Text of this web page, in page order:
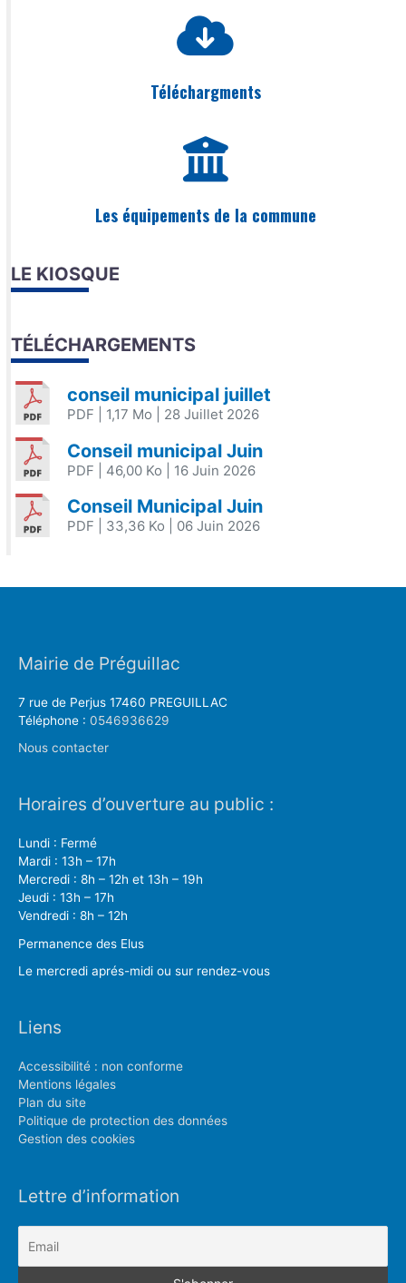
Téléchargments
Les équipements de la commune
LE KIOSQUE
TÉLÉCHARGEMENTS
conseil municipal juillet
PDF | 1,17 Mo | 28 Juillet 2026
Conseil municipal Juin
PDF | 46,00 Ko | 16 Juin 2026
Conseil Municipal Juin
PDF | 33,36 Ko | 06 Juin 2026
Mairie de Préguillac
7 rue de Perjus 17460 PREGUILLAC
Téléphone : 0546936629
Nous contacter
Horaires d’ouverture au public :
Lundi : Fermé
Mardi : 13h – 17h
Mercredi : 8h – 12h et 13h – 19h
Jeudi : 13h – 17h
Vendredi : 8h – 12h
Permanence des Elus
Le mercredi aprés-midi ou sur rendez-vous
Liens
Accessibilité : non conforme
Mentions légales
Plan du site
Politique de protection des données
Gestion des cookies
Lettre d’information